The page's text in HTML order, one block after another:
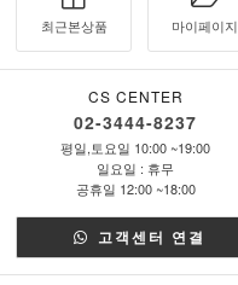
최근본상품 마이페이지
CS CENTER
02-3444-8237
평일,토요일 10:00 ~19:00
일요일 : 휴무
공휴일 12:00 ~18:00
고객센터 연결